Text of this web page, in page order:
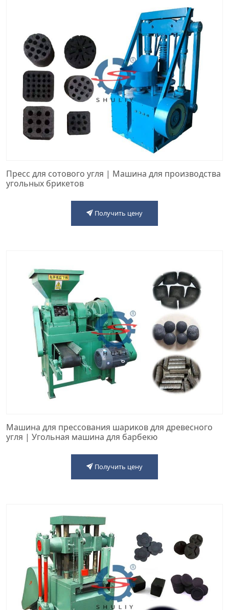
Пресс для сотового угля | Машина для производства
угольных брикетов
Получить цену
Машина для прессования шариков для древесного
угля | Угольная машина для барбекю
Получить цену